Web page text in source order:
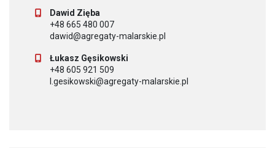
Dawid Zięba
+48 665 480 007
dawid@agregaty-malarskie.pl
Łukasz Gęsikowski
+48 605 921 509
l.gesikowski@agregaty-malarskie.pl